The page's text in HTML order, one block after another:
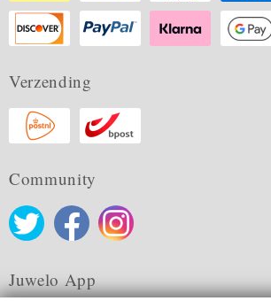
Verzending
Community
Juwelo App